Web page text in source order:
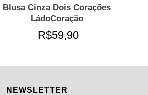
Blusa Cinza Dois Corações
LádoCoração
R$59,90
NEWSLETTER